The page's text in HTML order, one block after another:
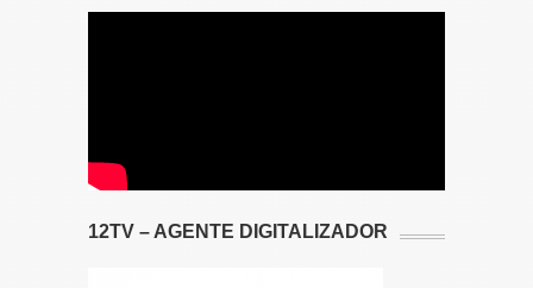
12TV – AGENTE DIGITALIZADOR